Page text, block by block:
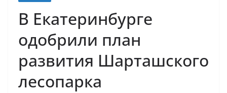
В Екатеринбурге
одобрили план
развития Шарташского
лесопарка